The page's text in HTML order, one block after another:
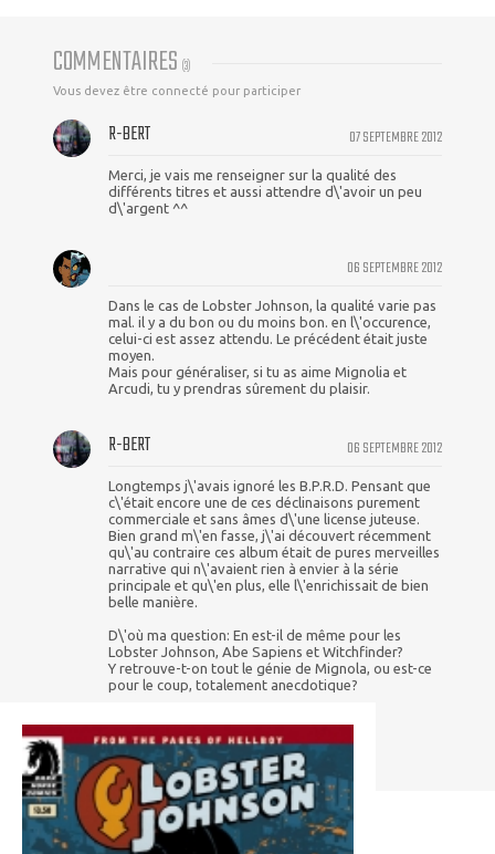
COMMENTAIRES (3)
Vous devez être connecté pour participer
07 SEPTEMBRE 2012
R-BERT
Merci, je vais me renseigner sur la qualité des
différents titres et aussi attendre d\'avoir un peu
d\'argent ^^
06 SEPTEMBRE 2012
Dans le cas de Lobster Johnson, la qualité varie pas
mal. il y a du bon ou du moins bon. en l\'occurence,
celui-ci est assez attendu. Le précédent était juste
moyen.
Mais pour généraliser, si tu as aime Mignolia et
Arcudi, tu y prendras sûrement du plaisir.
06 SEPTEMBRE 2012
R-BERT
Longtemps j\'avais ignoré les B.P.R.D. Pensant que
c\'était encore une de ces déclinaisons purement
commerciale et sans âmes d\'une license juteuse.
Bien grand m\'en fasse, j\'ai découvert récemment
qu\'au contraire ces album était de pures merveilles
narrative qui n\'avaient rien à envier à la série
principale et qu\'en plus, elle l\'enrichissait de bien
belle manière.
D\'où ma question: En est-il de même pour les
Lobster Johnson, Abe Sapiens et Witchfinder?
Y retrouve-t-on tout le génie de Mignola, ou est-ce
pour le coup, totalement anecdotique?